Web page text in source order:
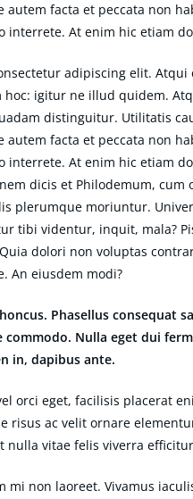
autem facta et peccata non
interrete. At enim hic etiam
adipiscing elit.
igitur ne illud quidem.
distinguitur. Utilitatis
autem facta et peccata non
interrete. At enim hic etiam
dicis et Philodemum,
plerumque moriuntur.
tibi videntur, inquit, mala?
dolori non voluptas
An eiusdem modi?
Phasellus consequat
Nulla eget dui
in, dapibus ante.
orci eget, facilisis placerat
risus ac velit ornare
vitae felis viverra
mi non laoreet. Vivamus